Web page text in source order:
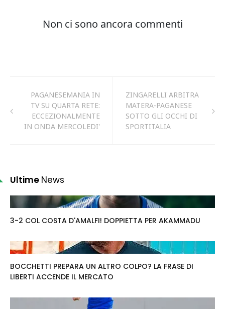
PAGANESEMANIA IN
TV SU QUARTA RETE:
ECCEZIONALMENTE
IN ONDA MERCOLEDI'
ZINGARELLI ARBITRA
MATERA-PAGANESE
SOTTO GLI OCCHI DI
SPORTITALIA
Ultime News
3-2 COL COSTA D'AMALFI! DOPPIETTA PER AKAMMADU
BOCCHETTI PREPARA UN ALTRO COLPO? LA FRASE DI
LIBERTI ACCENDE IL MERCATO